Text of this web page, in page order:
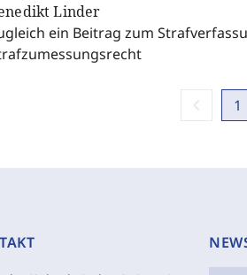
Linder
ein Beitrag zum
1